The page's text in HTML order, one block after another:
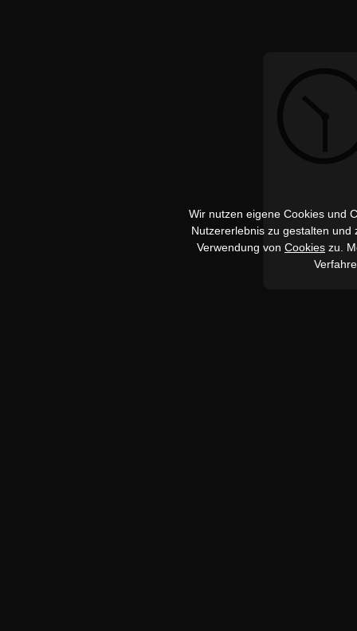
Wir nutzen eigene Cookies und
Nutzererlebnis zu gestalten
Verwendung von Cookies zu.